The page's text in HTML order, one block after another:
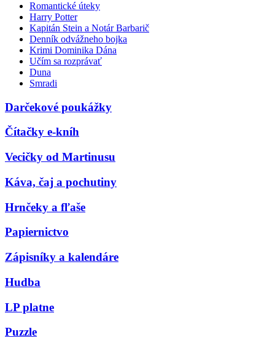
Romantické úteky
Harry Potter
Kapitán Stein a Notár Barbarič
Denník odvážneho bojka
Krimi Dominika Dána
Učím sa rozprávať
Duna
Smradi
Darčekové poukážky
Čítačky e-kníh
Vecičky od Martinusu
Káva, čaj a pochutiny
Hrnčeky a fľaše
Papiernictvo
Zápisníky a kalendáre
Hudba
LP platne
Puzzle